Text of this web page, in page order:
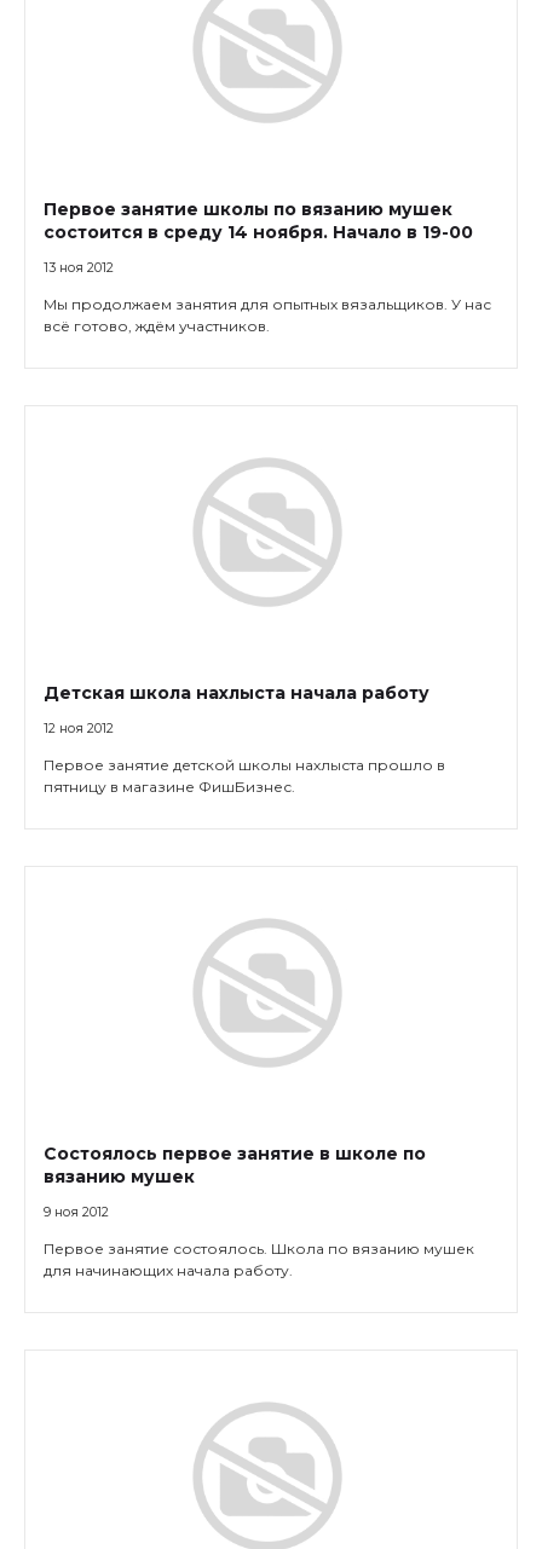
Первое занятие школы по вязанию мушек
состоится в среду 14 ноября. Начало в 19-00
13 ноя 2012
Мы продолжаем занятия для опытных вязальщиков. У нас
всё готово, ждём участников.
Детская школа нахлыста начала работу
12 ноя 2012
Первое занятие детской школы нахлыста прошло в
пятницу в магазине ФишБизнес.
Состоялось первое занятие в школе по
вязанию мушек
9 ноя 2012
Первое занятие состоялось. Школа по вязанию мушек
для начинающих начала работу.